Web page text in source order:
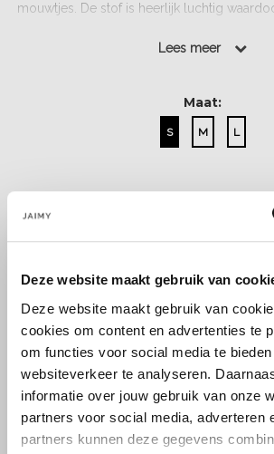
Deze website maakt gebruik van
Deze website maakt gebruik van
cookies om content en advertenties te
om functies voor social media te
websiteverkeer te analyseren.
informatie over jouw gebruik van onze
partners voor social media, adverteren
partners kunnen deze gegevens
mouwtjes. De stof is heerlijk luchtig
Lees meer
Lees meer
Maat:
S M L
Size guide
Koop veilig en vertrouwd